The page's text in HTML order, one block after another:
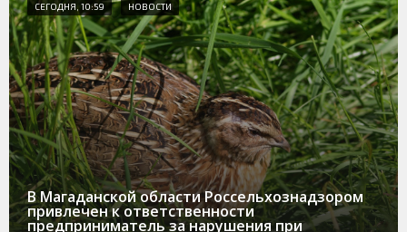
СЕГОДНЯ, 10:59 НОВОСТИ
В Магаданской области Россельхознадзором
привлечен к ответственности
предприниматель за нарушения при